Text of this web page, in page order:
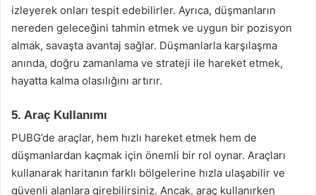
izleyerek onları tespit edebilirler. Ayrıca, düşmanların
nereden geleceğini tahmin etmek ve uygun bir pozisyon
almak, savaşta avantaj sağlar. Düşmanlarla karşılaşma
anında, doğru zamanlama ve strateji ile hareket etmek,
hayatta kalma olasılığını artırır.
5. Araç Kullanımı
PUBG’de araçlar, hem hızlı hareket etmek hem de
düşmanlardan kaçmak için önemli bir rol oynar. Araçları
kullanarak haritanın farklı bölgelerine hızla ulaşabilir ve
güvenli alanlara girebilirsiniz. Ancak, araç kullanırken